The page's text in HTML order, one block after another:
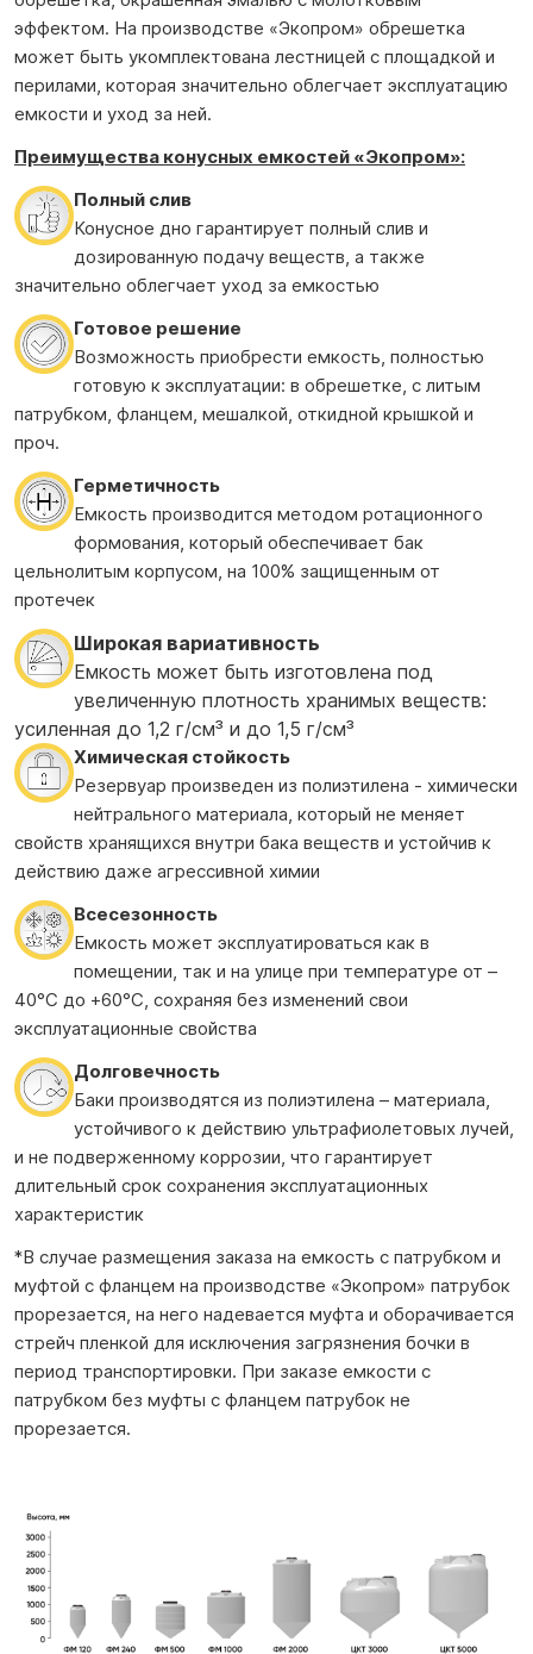
эффектом. На производстве «Экопром» обрешетка
может быть укомплектована лестницей с площадкой и
перилами, которая значительно облегчает эксплуатацию
емкости и уход за ней.
Преимущества конусных емкостей «Экопром»:
Полный слив
Конусное дно гарантирует полный слив и
дозированную подачу веществ, а также
значительно облегчает уход за емкостью
Готовое решение
Возможность приобрести емкость, полностью
готовую к эксплуатации: в обрешетке, с литым
патрубком, фланцем, мешалкой, откидной крышкой и
проч.
Герметичность
Емкость производится методом ротационного
формования, который обеспечивает бак
цельнолитым корпусом, на 100% защищенным от
протечек
Широкая вариативность
Емкость может быть изготовлена под
увеличенную плотность хранимых веществ:
усиленная до 1,2 г/см³ и до 1,5 г/см³
Химическая стойкость
Резервуар произведен из полиэтилена - химически
нейтрального материала, который не меняет
свойств хранящихся внутри бака веществ и устойчив к
действию даже агрессивной химии
Всесезонность
Емкость может эксплуатироваться как в
помещении, так и на улице при температуре от –
40°С до +60°С, сохраняя без изменений свои
эксплуатационные свойства
Долговечность
Баки производятся из полиэтилена – материала,
устойчивого к действию ультрафиолетовых лучей,
и не подверженному коррозии, что гарантирует
длительный срок сохранения эксплуатационных
характеристик
*В случае размещения заказа на емкость с патрубком и
муфтой с фланцем на производстве «Экопром» патрубок
прорезается, на него надевается муфта и оборачивается
стрейч пленкой для исключения загрязнения бочки в
период транспортировки. При заказе емкости с
патрубком без муфты с фланцем патрубок не
прорезается.